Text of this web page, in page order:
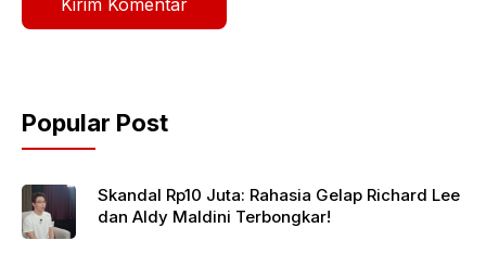
Popular Post
Skandal Rp10 Juta: Rahasia Gelap Richard Lee
dan Aldy Maldini Terbongkar!